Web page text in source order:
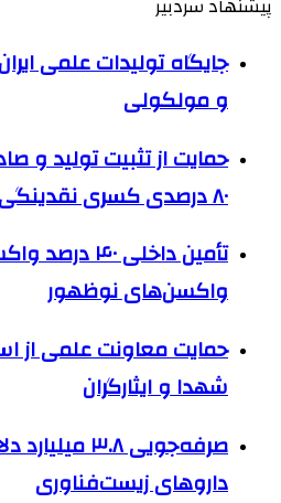
پیشنهاد سردبیر
جایگاه تولیدات علمی
و مولکولی
حمایت از تثبیت تولید و
۸۰ درصدی کسری نقدینگی
واکسن‌های نوظهور
حمایت معاونت علمی از
شهدا و ایثارگران
صرفه‌جویی ۳.۸
داروهای زیست‌فناوری